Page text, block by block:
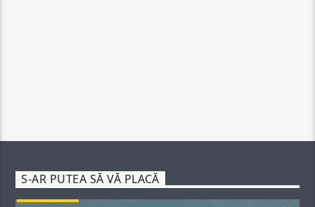
S-AR PUTEA SĂ VĂ PLACĂ